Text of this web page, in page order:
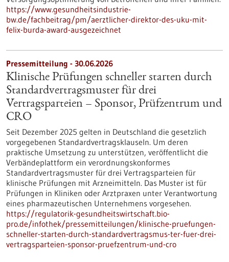
https://www.gesundheitsindustrie-
bw.de/fachbeitrag/pm/aerztlicher-direktor-des-uku-mit-
felix-burda-award-ausgezeichnet
Pressemitteilung - 30.06.2026
Klinische Prüfungen schneller starten durch
Standardvertragsmuster für drei
Vertragsparteien – Sponsor, Prüfzentrum und
CRO
Seit Dezember 2025 gelten in Deutschland die gesetzlich
vorgegebenen Standardvertragsklauseln. Um deren
praktische Umsetzung zu unterstützen, veröffentlicht die
Verbändeplattform ein verordnungskonformes
Standardvertragsmuster für drei Vertragsparteien für
klinische Prüfungen mit Arzneimitteln. Das Muster ist für
Prüfungen in Kliniken oder Arztpraxen unter Verantwortung
eines pharmazeutischen Unternehmens vorgesehen.
https://regulatorik-gesundheitswirtschaft.bio-
pro.de/infothek/pressemitteilungen/klinische-pruefungen-
schneller-starten-durch-standardvertragsmus-ter-fuer-drei-
vertragsparteien-sponsor-pruefzentrum-und-cro